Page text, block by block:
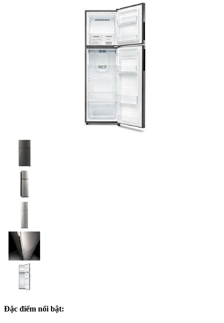
Đặc điểm nổi bật: